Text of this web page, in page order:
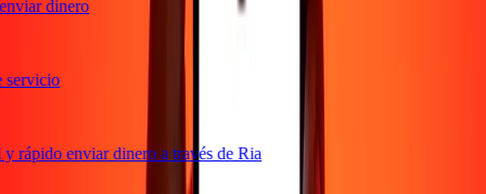
dinero
enviar dinero a través de Ria